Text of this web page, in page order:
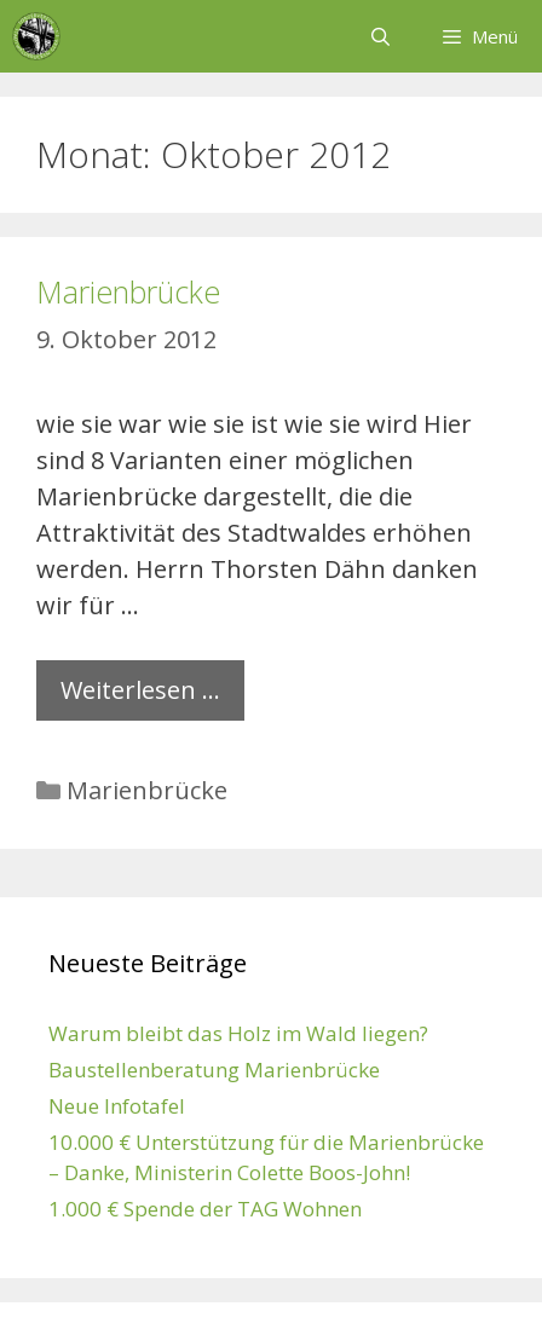
Zum
Inhalt
Menü
Monat: Oktober 2012
Marienbrücke
9. Oktober 2012
wie sie war wie sie ist wie sie wird Hier
sind 8 Varianten einer möglichen
Marienbrücke dargestellt, die die
Attraktivität des Stadtwaldes erhöhen
werden. Herrn Thorsten Dähn danken
wir für …
Weiterlesen …
Kategorien
Marienbrücke
Neueste Beiträge
Warum bleibt das Holz im Wald liegen?
Baustellenberatung Marienbrücke
Neue Infotafel
10.000 € Unterstützung für die Marienbrücke
– Danke, Ministerin Colette Boos-John!
1.000 € Spende der TAG Wohnen